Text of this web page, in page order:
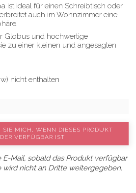
ist ideal für einen Schreibtisch oder
auch im Wohnzimmer eine
Globus und hochwertige
zu einer kleinen und angesagten
nicht enthalten
SIE MICH, WENN DIESES PRODUKT
VERFÜGBAR IST
Mail, sobald das Produkt verfügbar
wird nicht an Dritte weitergegeben.